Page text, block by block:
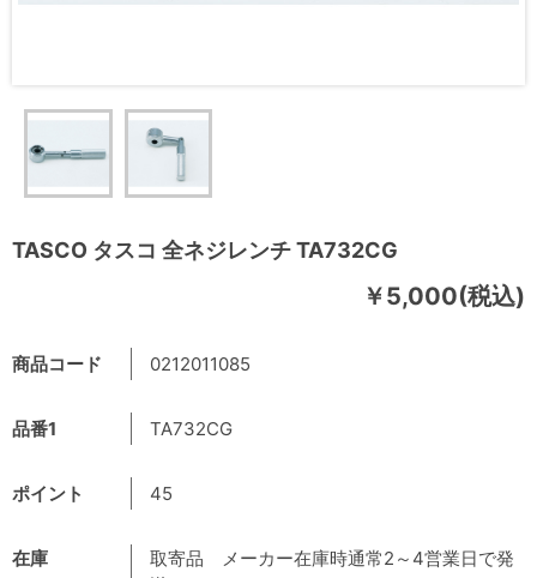
TASCO タスコ 全ネジレンチ TA732CG
￥5,000(税込)
商品コード 0212011085
品番1 TA732CG
ポイント 45
在庫
取寄品 メーカー在庫時通常2～4営業日で発